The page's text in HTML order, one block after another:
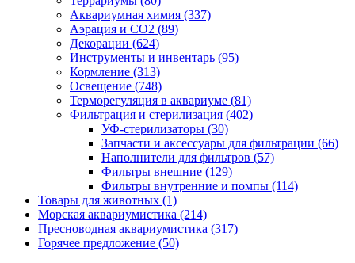
Аквариумная химия (337)
Аэрация и CO2 (89)
Декорации (624)
Инструменты и инвентарь (95)
Кормление (313)
Освещение (748)
Терморегуляция в аквариуме (81)
Фильтрация и стерилизация (402)
УФ-стерилизаторы (30)
Запчасти и аксессуары для фильтрации (66)
Наполнители для фильтров (57)
Фильтры внешние (129)
Фильтры внутренние и помпы (114)
Товары для животных (1)
Морская аквариумистика (214)
Пресноводная аквариумистика (317)
Горячее предложение (50)